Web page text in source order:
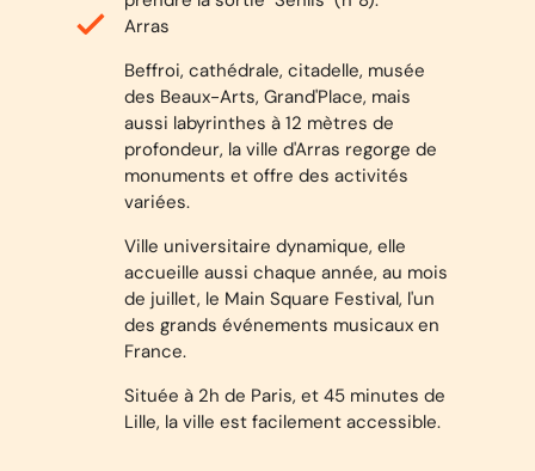
Arras
Beffroi, cathédrale, citadelle, musée
des Beaux-Arts, Grand'Place, mais
aussi labyrinthes à 12 mètres de
profondeur, la ville d'Arras regorge de
monuments et offre des activités
variées.
Ville universitaire dynamique, elle
accueille aussi chaque année, au mois
de juillet, le Main Square Festival, l'un
des grands événements musicaux en
France.
Située à 2h de Paris, et 45 minutes de
Lille, la ville est facilement accessible.